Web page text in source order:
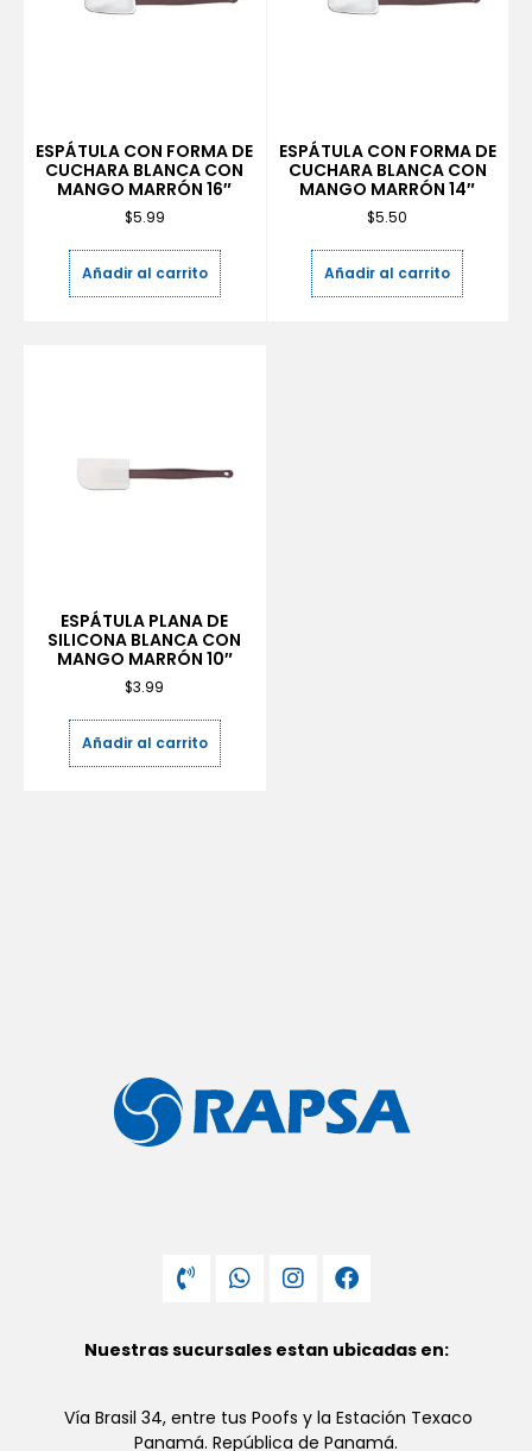
ESPÁTULA CON FORMA DE
CUCHARA BLANCA CON
MANGO MARRÓN 16″
$5.99
Añadir al carrito
ESPÁTULA CON FORMA DE
CUCHARA BLANCA CON
MANGO MARRÓN 14″
$5.50
Añadir al carrito
ESPÁTULA PLANA DE
SILICONA BLANCA CON
MANGO MARRÓN 10″
$3.99
Añadir al carrito
Nuestras sucursales estan ubicadas en:
Vía Brasil 34, entre tus Poofs y la Estación Texaco
Panamá. República de Panamá.